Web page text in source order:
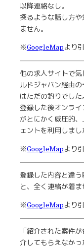
以降連絡なし。
探るような話し方
ません。
※GoogleMapより
他の求人サイトで
ルドジャパン経由
はただの釣りでした。
登録した後オンラ
がとにかく威圧的
ェントを利用しま
※GoogleMapより
登録した内容と違
と、全く連絡が着ま
※GoogleMapより
「紹介された案件
介してもらえなかっ